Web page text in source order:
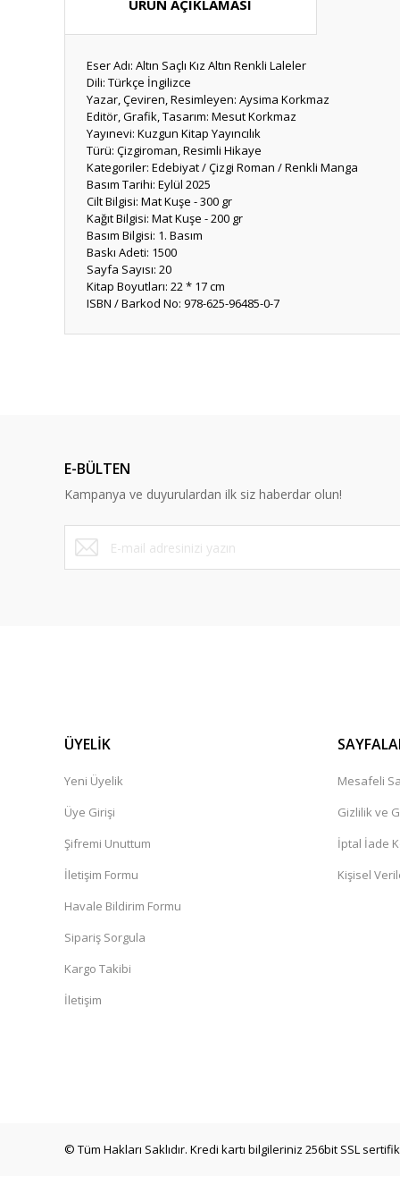
ÜRÜN AÇIKLAMASI
Eser Adı: Altın Saçlı Kız Altın Renkli Laleler
Dili: Türkçe İngilizce
Yazar, Çeviren, Resimleyen: Aysima Korkmaz
Editör, Grafik, Tasarım: Mesut Korkmaz
Yayınevi: Kuzgun Kitap Yayıncılık
Türü: Çizgiroman, Resimli Hikaye
Kategoriler: Edebiyat / Çizgi Roman / Renkli Manga
Basım Tarihi: Eylül 2025
Cilt Bilgisi: Mat Kuşe - 300 gr
Kağıt Bilgisi: Mat Kuşe - 200 gr
Basım Bilgisi: 1. Basım
Baskı Adeti: 1500
Sayfa Sayısı: 20
Kitap Boyutları: 22 * 17 cm
ISBN / Barkod No: 978-625-96485-0-7
Ürün bilgilerinde hatalar bulunuyor.
Ürün fiyatı diğer sitelerden daha pahalı.
Bu ürüne benzer farklı alternatifler olmalı.
E-BÜLTEN
Kampanya ve duyurulardan ilk siz haberdar olun!
ÜYELİK
Yeni Üyelik
Üye Girişi
Şifremi Unuttum
İletişim Formu
Havale Bildirim Formu
Sipariş Sorgula
Kargo Takibi
İletişim
Mesafeli
Gizlilik ve
İptal İade
Kişisel
© Tüm Hakları Saklıdır. Kredi kartı bilgileriniz 256bit SSL